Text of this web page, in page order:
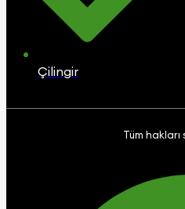
Çilingir
Tüm hakları